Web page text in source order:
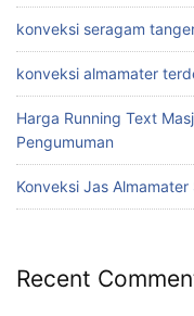
konveksi seragam
konveksi almamater
Harga Running Text
Pengumuman
Konveksi Jas Almamater
Recent